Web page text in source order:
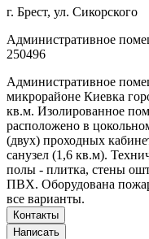
г. Брест, ул. Сикорского
Административное
250496
Административное
микрорайоне Киевка
кв.м. Изолированное
расположено в
(двух) проходных
санузел (1,6 кв.м).
полы - плитка, стены
ПВХ. Оборудована
все варианты.
Контакты
Написать